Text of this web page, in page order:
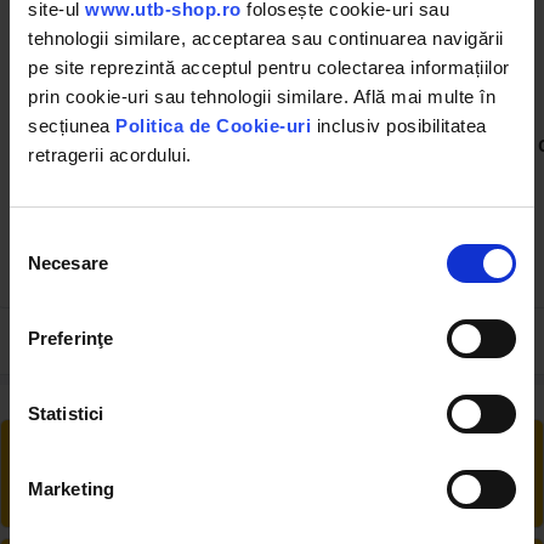
site-ul www.utb-shop.ro folosește cookie-uri sau
tehnologii similare, acceptarea sau continuarea navigării
pe site reprezintă acceptul pentru colectarea informațiilor
prin cookie-uri sau tehnologii similare. Află mai multe în
secțiunea Politica de Cookie-uri inclusiv posibilitatea
retragerii acordului.
consimțământului
Necesare
Preferinţe
Statistici
Marketing
BK94285
Ochi hidraulic armatura
GMF DN8 Fi14
5.16 RON
BK94286
Ai posibilitate de retur în 30 zile, comandă
produsele de care ai nevoie fără griji